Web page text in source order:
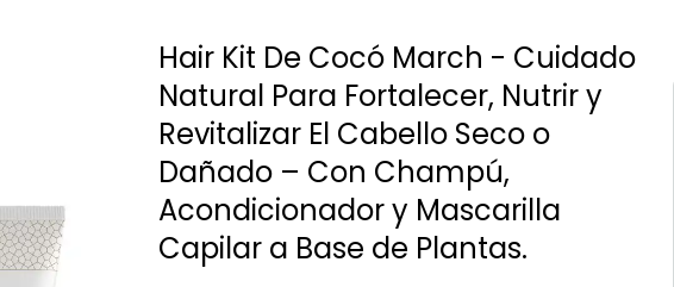
Hair Kit De Cocó March - Cuidado
Natural Para Fortalecer, Nutrir y
Revitalizar El Cabello Seco o
Dañado – Con Champú,
Acondicionador y Mascarilla
Capilar a Base de Plantas.